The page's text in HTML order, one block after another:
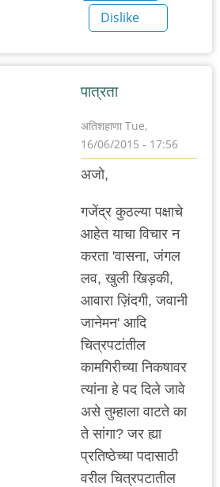
Dislike
पात्रता
अतिशहाणा Tue,
16/06/2015 - 17:56
In
reply
to
http://
by
अजो१२३
अजो,
गजेंद्र कुठल्या पक्षाचे
आहेत याचा विचार न
करता 'वासना, जंगल
लव, खुली खिड़की,
आवारा ज़िंदगी, जवानी
जानेमन' आदि
चित्रपटांतील
कामगिरीच्या निकषावर
त्यांना हे पद दिले जावे
असे तुम्हाला वाटते का
ते सांगा? जर ह्या
प्रतिष्ठेच्या पदासाठी
वरील चित्रपटातील